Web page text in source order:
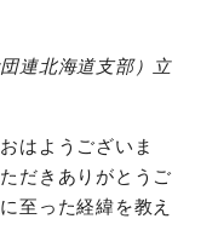
連北海道支部）立
おはようございま
だきありがとうご
至った経緯を教え